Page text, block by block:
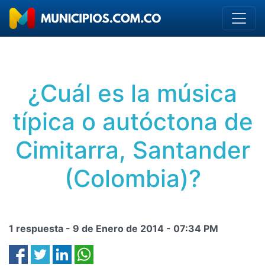
¿Cuál es la música
típica o autóctona de
Cimitarra, Santander
(Colombia)?
1 respuesta - 9 de Enero de 2014 - 07:34 PM